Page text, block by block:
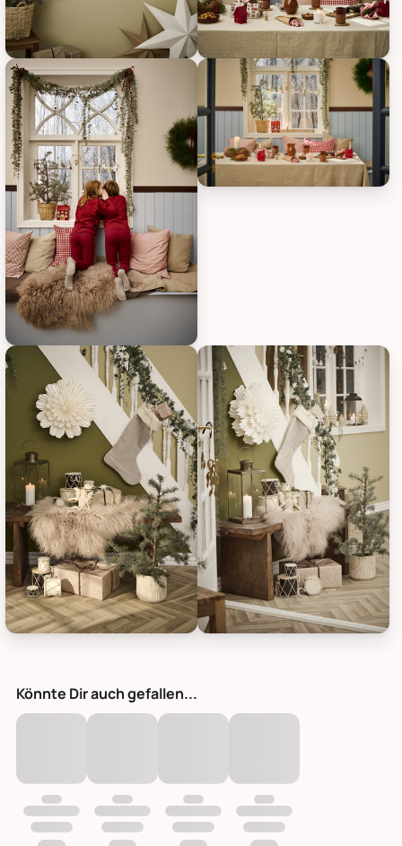
IB Laursen Zederbaum im Topf, Bild 3IB Laursen Zederbaum im Topf,
IB Laursen Zederbaum im Topf, Bild 5
Könnte Dir auch gefallen...